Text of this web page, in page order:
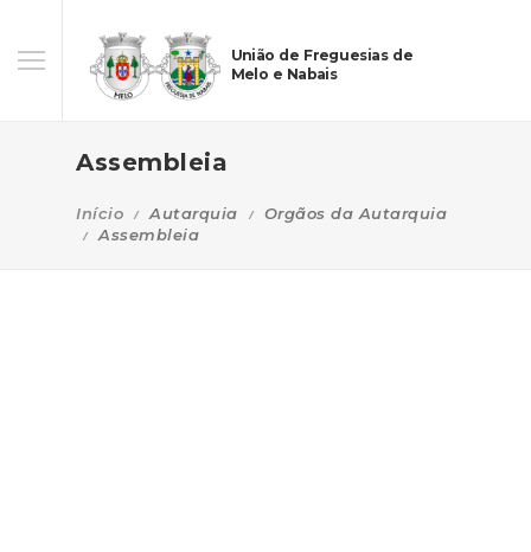
União de Freguesias de
Melo e Nabais
Assembleia
Início Autarquia
Orgãos da Autarquia
Assembleia